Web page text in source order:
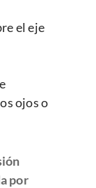
el eje
ojos o
por